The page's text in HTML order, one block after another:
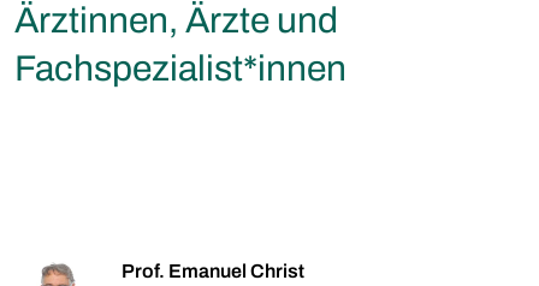
Ärztinnen, Ärzte und
Fachspezialist*innen
Prof. Emanuel Christ